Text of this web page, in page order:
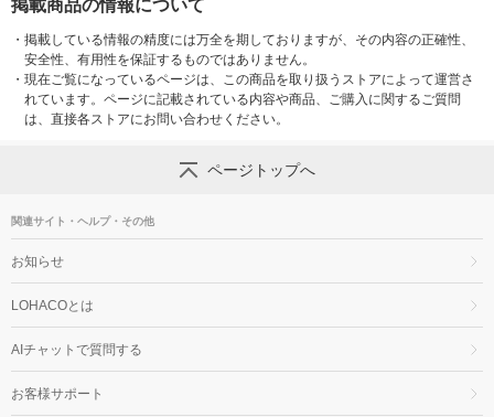
掲載商品の情報について
・ 掲載している情報の精度には万全を期しておりますが、その内容の正確性、
安全性、有用性を保証するものではありません。
・ 現在ご覧になっているページは、この商品を取り扱うストアによって運営さ
れています。ページに記載されている内容や商品、ご購入に関するご質問
は、直接各ストアにお問い合わせください。
ページトップへ
関連サイト・ヘルプ・その他
お知らせ
LOHACOとは
AIチャットで質問する
お客様サポート